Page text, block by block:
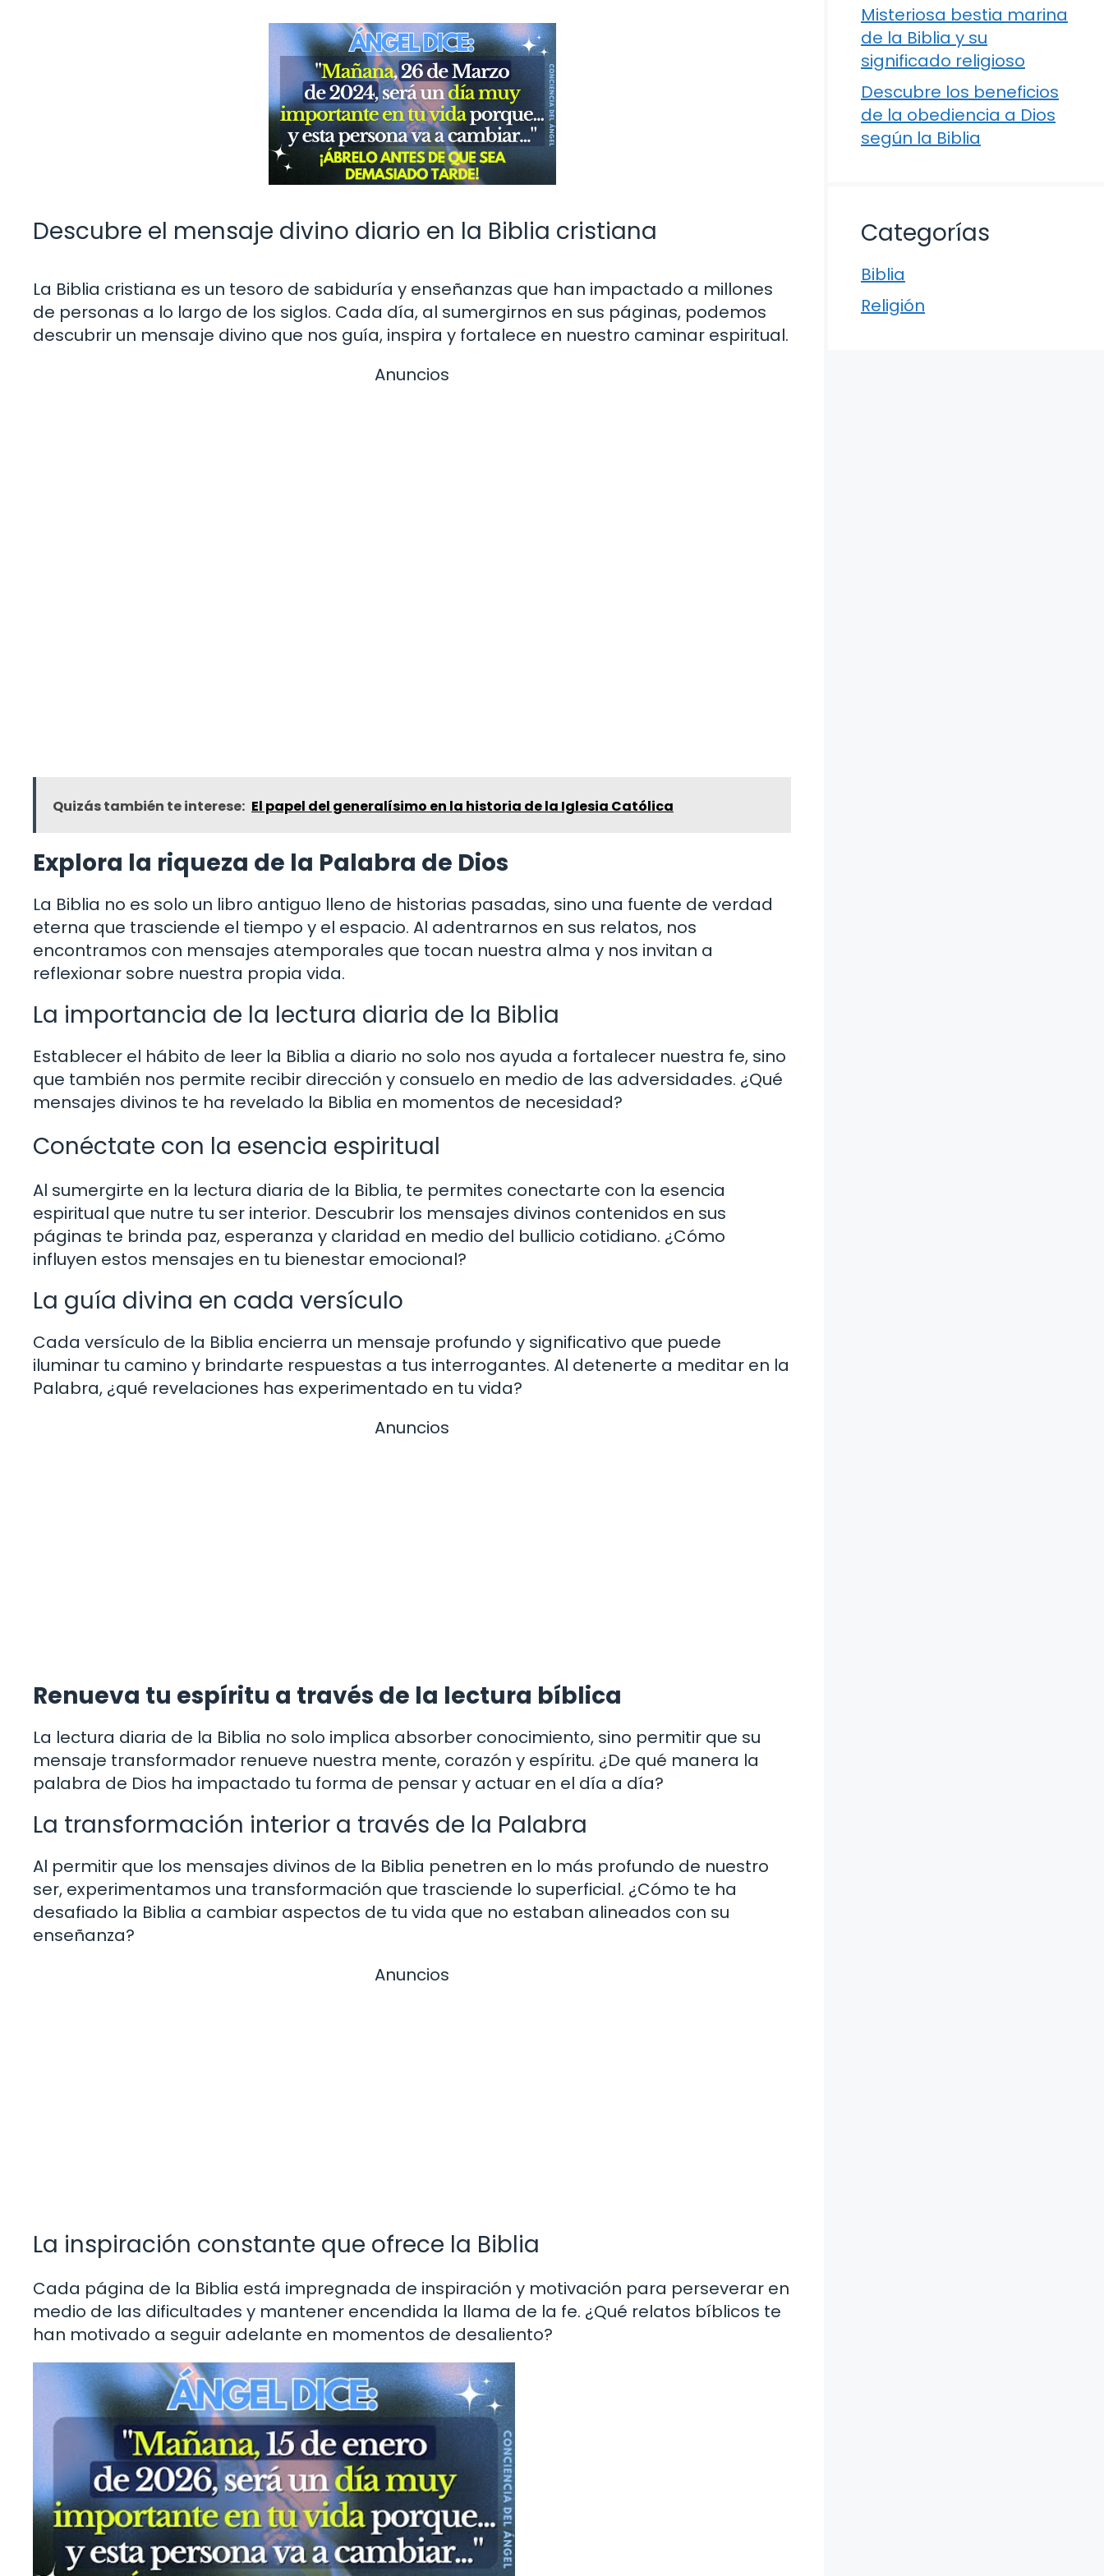
Descubre el mensaje divino diario en la Biblia cristiana
La Biblia cristiana es un tesoro de sabiduría y enseñanzas que han impactado a millones
de personas a lo largo de los siglos. Cada día, al sumergirnos en sus páginas, podemos
descubrir un mensaje divino que nos guía, inspira y fortalece en nuestro caminar espiritual.
Anuncios
Quizás también te interese: El papel del generalísimo en la historia de la Iglesia Católica
Explora la riqueza de la Palabra de Dios
La Biblia no es solo un libro antiguo lleno de historias pasadas, sino una fuente de verdad
eterna que trasciende el tiempo y el espacio. Al adentrarnos en sus relatos, nos
encontramos con mensajes atemporales que tocan nuestra alma y nos invitan a
reflexionar sobre nuestra propia vida.
La importancia de la lectura diaria de la Biblia
Establecer el hábito de leer la Biblia a diario no solo nos ayuda a fortalecer nuestra fe, sino
que también nos permite recibir dirección y consuelo en medio de las adversidades. ¿Qué
mensajes divinos te ha revelado la Biblia en momentos de necesidad?
Conéctate con la esencia espiritual
Al sumergirte en la lectura diaria de la Biblia, te permites conectarte con la esencia
espiritual que nutre tu ser interior. Descubrir los mensajes divinos contenidos en sus
páginas te brinda paz, esperanza y claridad en medio del bullicio cotidiano. ¿Cómo
influyen estos mensajes en tu bienestar emocional?
La guía divina en cada versículo
Cada versículo de la Biblia encierra un mensaje profundo y significativo que puede
iluminar tu camino y brindarte respuestas a tus interrogantes. Al detenerte a meditar en la
Palabra, ¿qué revelaciones has experimentado en tu vida?
Anuncios
Renueva tu espíritu a través de la lectura bíblica
La lectura diaria de la Biblia no solo implica absorber conocimiento, sino permitir que su
mensaje transformador renueve nuestra mente, corazón y espíritu. ¿De qué manera la
palabra de Dios ha impactado tu forma de pensar y actuar en el día a día?
La transformación interior a través de la Palabra
Al permitir que los mensajes divinos de la Biblia penetren en lo más profundo de nuestro
ser, experimentamos una transformación que trasciende lo superficial. ¿Cómo te ha
desafiado la Biblia a cambiar aspectos de tu vida que no estaban alineados con su
enseñanza?
Anuncios
La inspiración constante que ofrece la Biblia
Cada página de la Biblia está impregnada de inspiración y motivación para perseverar en
medio de las dificultades y mantener encendida la llama de la fe. ¿Qué relatos bíblicos te
han motivado a seguir adelante en momentos de desaliento?
Misteriosa bestia marina
de la Biblia y su
significado religioso
Descubre los beneficios
de la obediencia a Dios
según la Biblia
Categorías
Biblia
Religión